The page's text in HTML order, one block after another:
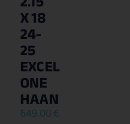
X 18
24-
25
EXCEL
ONE
HAAN
649.00€